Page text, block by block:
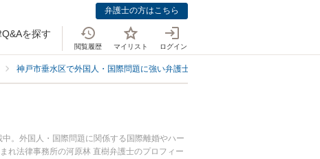
弁護士の方はこちら
を探す
閲覧履歴 マイリスト ログイン
神戸市垂水区で外国人・国際問題に強い弁護士
。外国人・国際問題に関係する国際離婚やハー
れ法律事務所の河原林 直樹弁護士のプロフィー